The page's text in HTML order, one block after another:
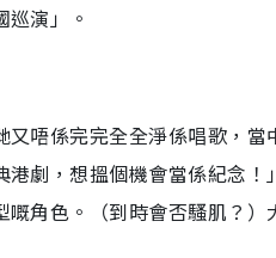
演」。
唔係完完全全淨係唱歌，
劇，想搵個機會當係紀念
角色。（到時會否騷肌？